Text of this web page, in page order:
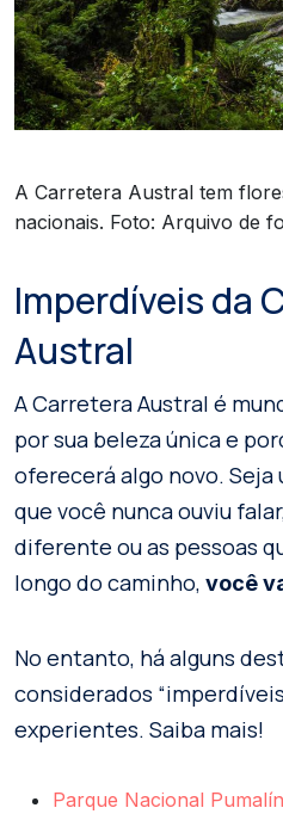
A Carretera Austral tem
nacionais. Foto: Arquivo de
Imperdíveis da
Austral
A Carretera Austral é
por sua beleza única e
oferecerá algo novo. Seja
que você nunca ouviu
diferente ou as pessoas
longo do caminho, você
No entanto, há alguns
considerados
experientes. Saiba mais!
Parque Nacional Pumalín